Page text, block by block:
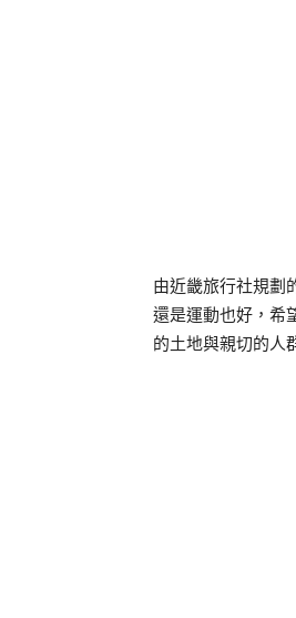
由近畿旅行社規劃
還是運動也好，希
的土地與親切的人